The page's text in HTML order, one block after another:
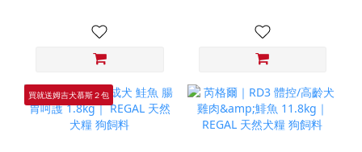
買就送姆吉犬慕斯２包